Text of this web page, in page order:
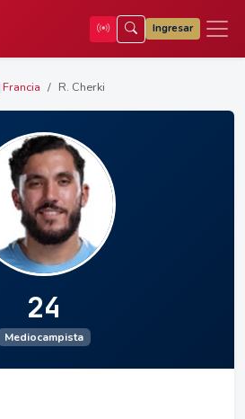
Ingresar
Francia R. Cherki
24
Mediocampista